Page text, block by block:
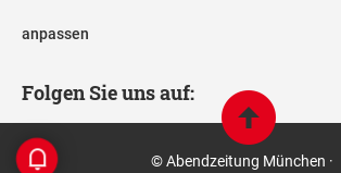
anpassen
Folgen Sie uns auf:
© Abendzeitung München ·